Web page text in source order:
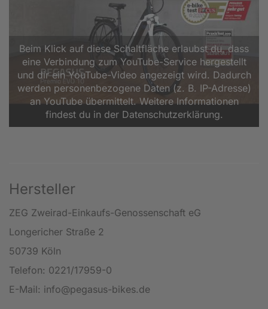
Beim Klick auf diese Schaltfläche erlaubst du, dass
eine Verbindung zum YouTube-Service hergestellt
und dir ein YouTube-Video angezeigt wird. Dadurch
werden personenbezogene Daten (z. B. IP-Adresse)
an YouTube übermittelt. Weitere Informationen
findest du in der Datenschutzerklärung.
Hersteller
ZEG Zweirad-Einkaufs-Genossenschaft eG
Longericher Straße 2
50739 Köln
Telefon: 0221/17959-0
E-Mail: info@pegasus-bikes.de